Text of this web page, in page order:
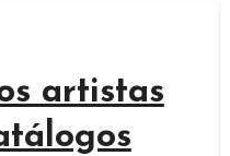
artistas